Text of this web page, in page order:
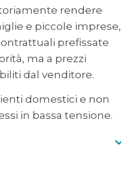
rendere
e piccole imprese,
prefissate
ma a prezzi
dal venditore.
domestici e non
in bassa tensione.